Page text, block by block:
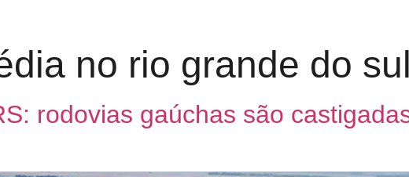
no rio grande do sul
rodovias gaúchas são